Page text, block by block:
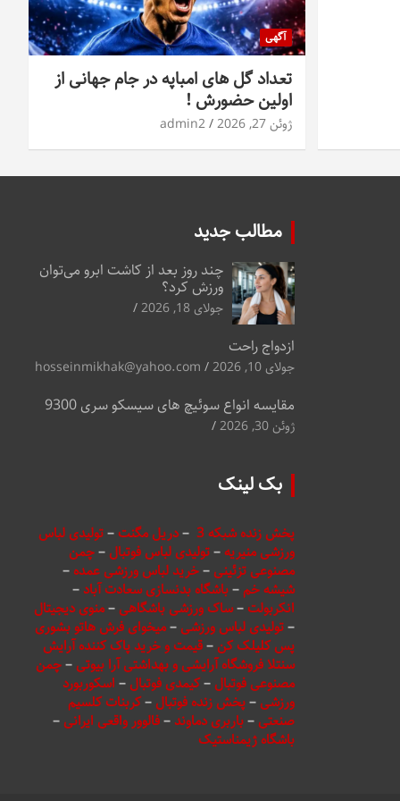
آگهی
تعداد گل های امباپه در جام جهانی از
اولین حضورش !
ژوئن 27, 2026 admin2
مطالب جدید
چند روز بعد از کاشت ابرو می‌توان
ورزش کرد؟
جولای 18, 2026
ازدواج راحت
جولای 10, 2026 hosseinmikhak@yahoo.com
مقایسه انواع سوئیچ های سیسکو سری 9300
ژوئن 30, 2026
بک لینک
پخش زنده شبکه 3 –دریل مگنت–تولیدی لباس
ورزشی منیریه–تولیدی لباس فوتبال –چمن
مصنوعی تزئینی –خرید لباس ورزشی عمده–
شیشه خم–باشگاه بدنسازی سعادت آباد –
انکربولت–ساک ورزشی باشگاهی –منوی دیجیتال
–تولیدی لباس ورزشی –میخوای فرش هاتو بشوری
پس کلیلک کن –قیمت و خرید پاک کننده آرایش
سنتلا فروشگاه آرایشی و بهداشتی آرا بیوتی –چمن
مصنوعی فوتبال –کیمدی فوتبال – اسکوربورد
ورزشی –پخش زنده فوتبال –کربنات کلسیم
صنعتی –باربری دماوند–فالوور واقعی ایرانی –
باشگاه ژیمناستیک